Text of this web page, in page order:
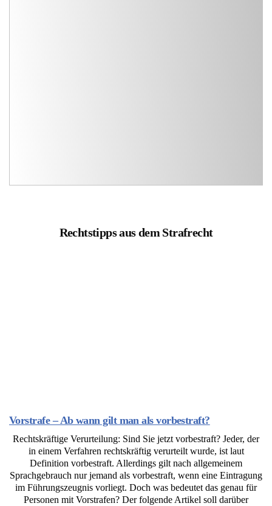
Rechtstipps aus dem Strafrecht
Vorstrafe – Ab wann gilt man als vorbestraft?
Rechtskräftige Verurteilung: Sind Sie jetzt vorbestraft? Jeder, der
in einem Verfahren rechtskräftig verurteilt wurde, ist laut
Definition vorbestraft. Allerdings gilt nach allgemeinem
Sprachgebrauch nur jemand als vorbestraft, wenn eine Eintragung
im Führungszeugnis vorliegt. Doch was bedeutet das genau für
Personen mit Vorstrafen? Der folgende Artikel soll darüber